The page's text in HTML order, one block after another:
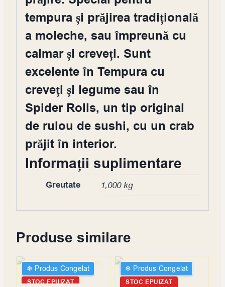
tempura și prăjirea tradițională
a moleche, sau împreună cu
calmar și creveți. Sunt
excelente în Tempura cu
creveți și legume sau în
Spider Rolls, un tip original
de rulou de sushi, cu un crab
prăjit în interior.
Informații suplimentare
Greutate 1,000 kg
Produse similare
❄︎ Produs Congelat
STOC EPUIZAT
❄︎ Produs Congelat
STOC EPUIZAT